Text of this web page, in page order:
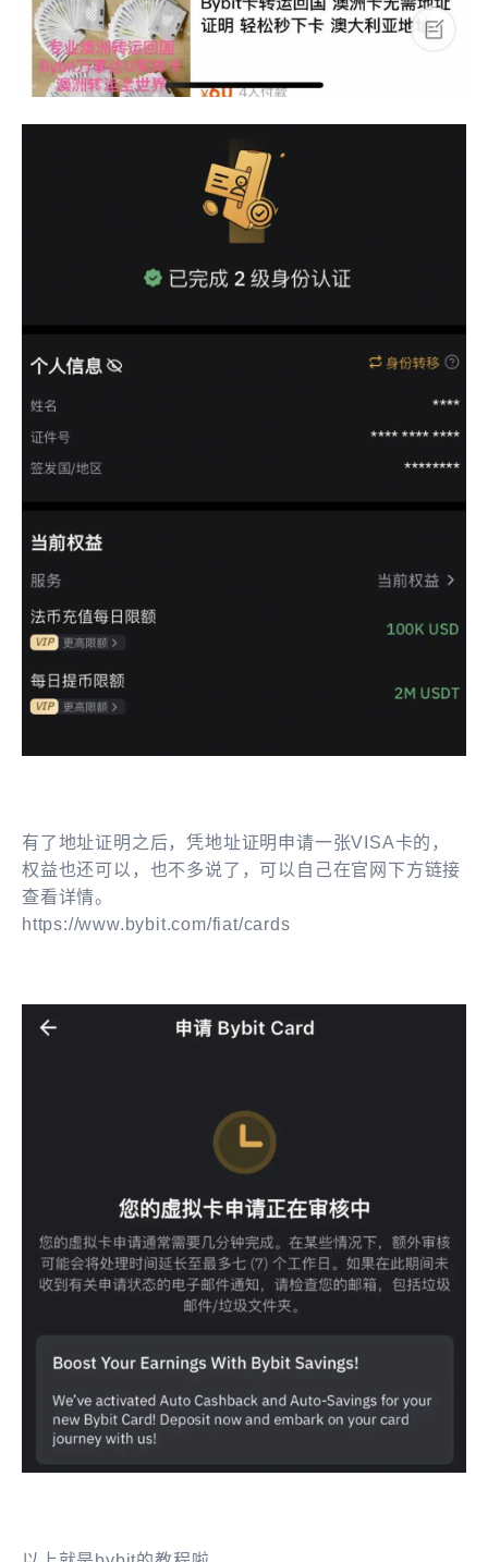
有了地址证明之后，凭地址证明申请一张VISA卡的，
权益也还可以，也不多说了，可以自己在官网下方链接
查看详情。
https://www.bybit.com/fiat/cards